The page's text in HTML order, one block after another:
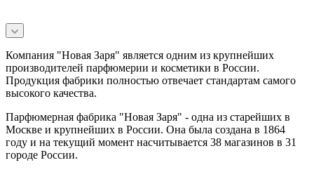
Компания "Новая Заря" является одним из крупнейших
производителей парфюмерии и косметики в России.
Продукция фабрики полностью отвечает стандартам самого
высокого качества.
Парфюмерная фабрика "Новая Заря" - одна из старейших в
Москве и крупнейших в России. Она была создана в 1864
году и на текущий момент насчитывается 38 магазинов в 31
городе России.